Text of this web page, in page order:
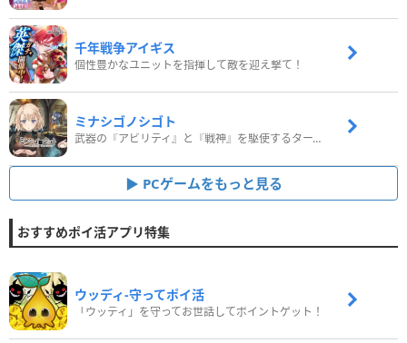
千年戦争アイギス
個性豊かなユニットを指揮して敵を迎え撃て！
ミナシゴノシゴト
武器の『アビリティ』と『戦神』を駆使するターン制コマンドバトルRPG！
PCゲームをもっと見る
おすすめポイ活アプリ特集
ウッディ‐守ってポイ活
「ウッディ」を守ってお世話してポイントゲット！